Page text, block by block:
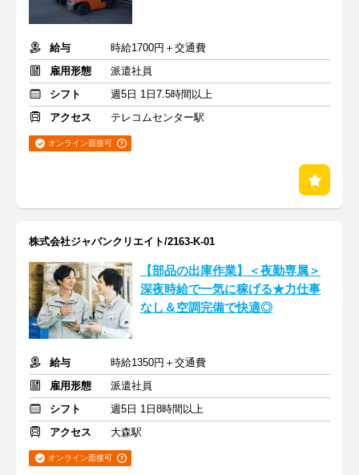
給与
時給1700円＋交通費
雇用形態
派遣社員
シフト
週5日 1日7.5時間以上
アクセス
テレコムセンター駅
オンライン面接可
株式会社ジャパンクリエイト/2163-K-01
【部品の出庫作業】＜夜勤専属＞
深夜時給で一気に稼げる★力仕事
なし＆空調完備で快適◎
給与
時給1350円＋交通費
雇用形態
派遣社員
シフト
週5日 1日8時間以上
アクセス
大森駅
オンライン面接可